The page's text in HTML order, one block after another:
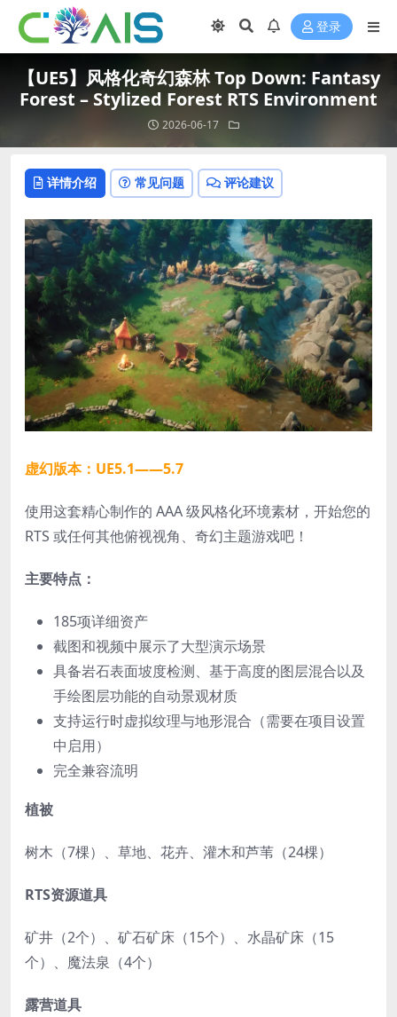
登录
【UE5】风格化奇幻森林 Top Down: Fantasy
Forest – Stylized Forest RTS Environment
2026-06-17
详情介绍 常见问题 评论建议
虚幻版本：UE5.1——5.7
使用这套精心制作的 AAA 级风格化环境素材，开始您的
RTS 或任何其他俯视视角、奇幻主题游戏吧！
主要特点：
185项详细资产
截图和视频中展示了大型演示场景
具备岩石表面坡度检测、基于高度的图层混合以及
手绘图层功能的自动景观材质
支持运行时虚拟纹理与地形混合（需要在项目设置
中启用）
完全兼容流明
植被
树木（7棵）、草地、花卉、灌木和芦苇（24棵）
RTS资源道具
矿井（2个）、矿石矿床（15个）、水晶矿床（15
个）、魔法泉（4个）
露营道具